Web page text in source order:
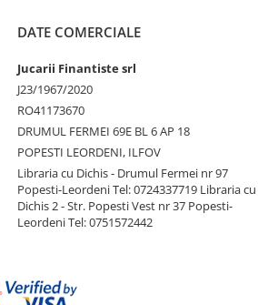
DATE COMERCIALE
Jucarii Finantiste srl
J23/1967/2020
RO41173670
DRUMUL FERMEI 69E BL 6 AP 18
POPESTI LEORDENI, ILFOV
Libraria cu Dichis - Drumul Fermei nr 97
Popesti-Leordeni Tel: 0724337719 Libraria cu
Dichis 2 - Str. Popesti Vest nr 37 Popesti-
Leordeni Tel: 0751572442